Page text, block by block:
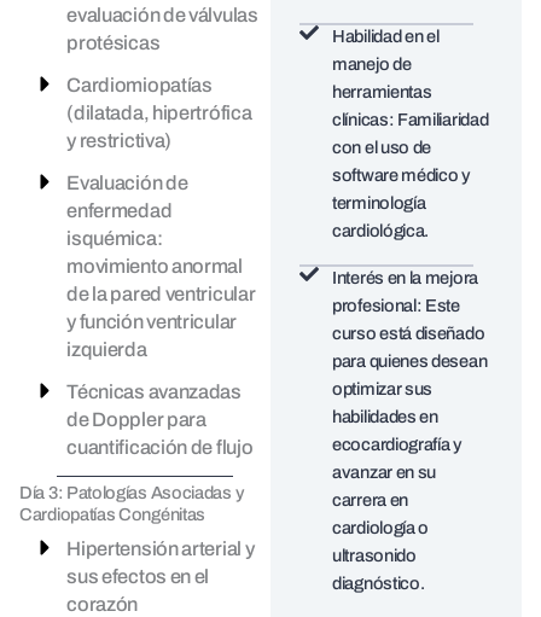
evaluación de válvulas
protésicas
Cardiomiopatías
(dilatada, hipertrófica
y restrictiva)
Evaluación de
enfermedad
isquémica:
movimiento anormal
de la pared ventricular
y función ventricular
izquierda
Técnicas avanzadas
de Doppler para
cuantificación de flujo
Día 3: Patologías Asociadas y
Cardiopatías Congénitas
Hipertensión arterial y
sus efectos en el
corazón
Habilidad en el
manejo de
herramientas
clínicas: Familiaridad
con el uso de
software médico y
terminología
cardiológica.
Interés en la mejora
profesional: Este
curso está diseñado
para quienes desean
optimizar sus
habilidades en
ecocardiografía y
avanzar en su
carrera en
cardiología o
ultrasonido
diagnóstico.